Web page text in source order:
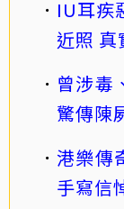
IU耳疾
近照 真
曾涉毒
驚傳陳
港樂傳
手寫信